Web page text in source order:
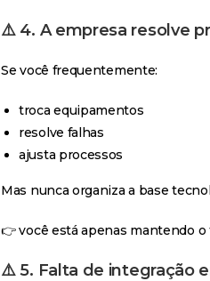
⚠️ 4. A empresa resolve
Se você frequentemente:
troca equipamentos
resolve falhas
ajusta processos
Mas nunca organiza a base
👉 você está apenas mantendo
⚠️ 5. Falta de integração